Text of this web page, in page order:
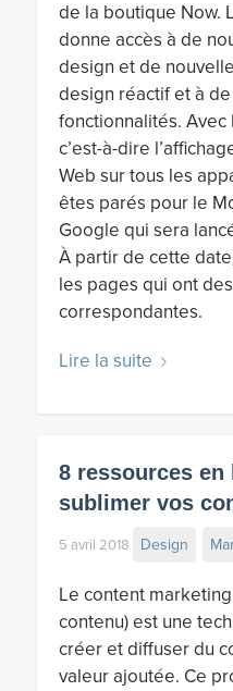
de la boutique Now.
donne accès à de
design et de
design réactif et à
fonctionnalités.
c’est-à-dire
Web sur tous les
êtes parés pour le
Google qui sera
À partir de cette
les pages qui ont
correspondantes.
Lire la suite
8 ressources en
sublimer vos
5 avril 2018 Design
Le content
contenu) est une
créer et diffuser du
valeur ajoutée. Ce